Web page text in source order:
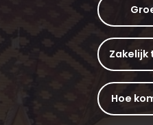
Zakelijk
Hoe